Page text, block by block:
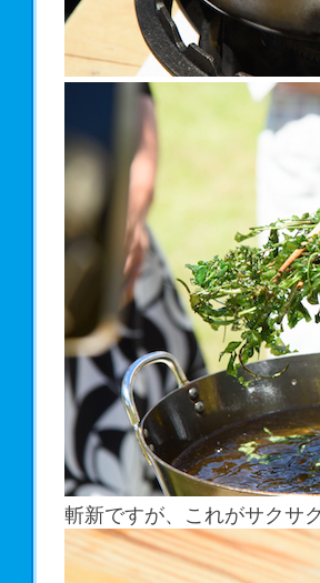
斬新ですが、これがサクサ